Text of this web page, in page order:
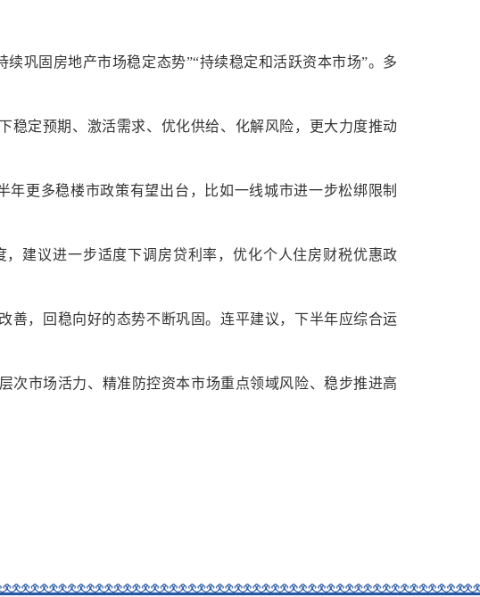
巩固房地产市场稳定态势”“持续稳定和活跃资本市场”。多
稳定预期、激活需求、优化供给、化解风险，更大力度推动
更多稳楼市政策有望出台，比如一线城市进一步松绑限制
建议进一步适度下调房贷利率，优化个人住房财税优惠政
善，回稳向好的态势不断巩固。连平建议，下半年应综合运
次市场活力、精准防控资本市场重点领域风险、稳步推进高